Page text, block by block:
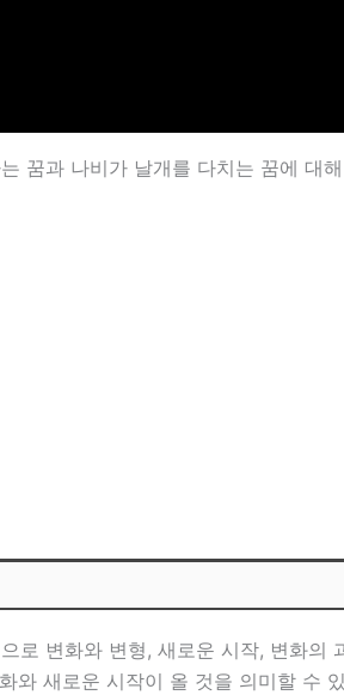
꿈과 나비가 날개를 다치는 꿈에 대
로 변화와 변형, 새로운 시작, 변화의
와 새로운 시작이 올 것을 의미할 수